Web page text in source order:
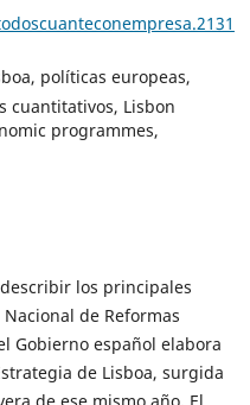
políticas europeas,
cuantitativos, Lisbon
programmes,
los principales
de Reformas
Gobierno español elabora
de Lisboa, surgida